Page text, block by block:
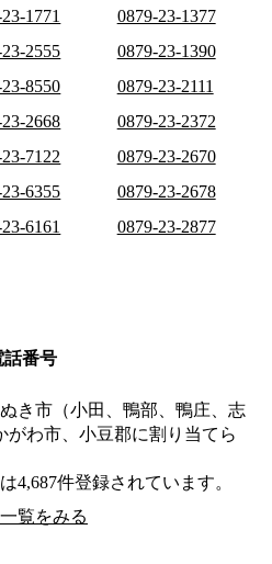
1771
0879-23-1377
2555
0879-23-1390
8550
0879-23-2111
2668
0879-23-2372
7122
0879-23-2670
6355
0879-23-2678
6161
0879-23-2877
話番号
き市（小田、鴨部、鴨庄、志
がわ市、小豆郡に割り当てら
4,687件登録されています。
覧をみる